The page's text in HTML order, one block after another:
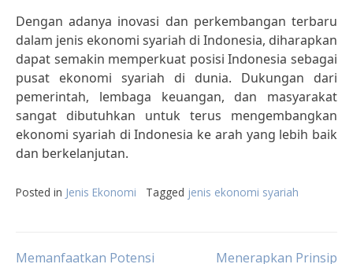
Dengan adanya inovasi dan perkembangan terbaru
dalam jenis ekonomi syariah di Indonesia, diharapkan
dapat semakin memperkuat posisi Indonesia sebagai
pusat ekonomi syariah di dunia. Dukungan dari
pemerintah, lembaga keuangan, dan masyarakat
sangat dibutuhkan untuk terus mengembangkan
ekonomi syariah di Indonesia ke arah yang lebih baik
dan berkelanjutan.
Posted in Jenis Ekonomi Tagged jenis ekonomi syariah
Memanfaatkan Potensi
Menerapkan Prinsip